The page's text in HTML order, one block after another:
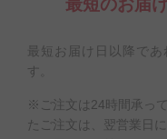
最短お届け日以降で
す。
※ご注文は24時間承っ
たご注文は、翌営業日